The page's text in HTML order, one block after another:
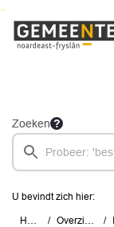
Zoeken
U bevindt zich hier:
Home Overzichten